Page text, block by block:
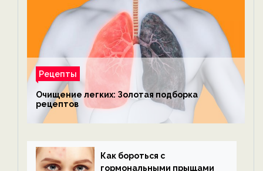
Рецепты
Очищение легких: Золотая подборка
рецептов
Как бороться с
гормональными прыщами